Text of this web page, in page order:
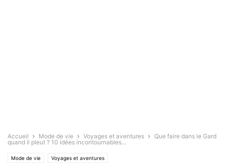
Accueil Mode de vie Voyages et aventures
Que faire dans le Gard
quand il pleut ? 10 idées incontournables...
Mode de vie Voyages et aventures